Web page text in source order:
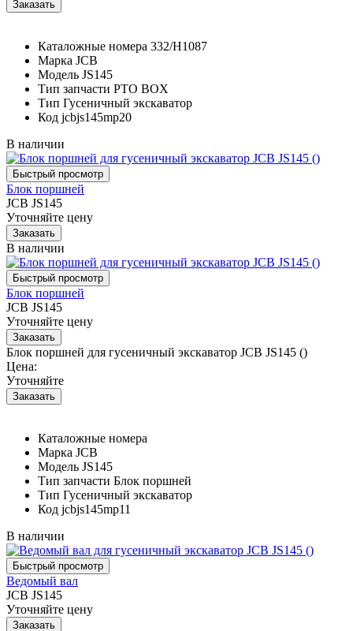
Каталожные номера 332/H1087
Марка JCB
Модель JS145
Тип запчасти PTO BOX
Тип Гусеничный экскаватор
Код jcbjs145mp20
В наличии
Блок поршней
JCB JS145
Уточняйте цену
В наличии
Блок поршней
JCB JS145
Уточняйте цену
Блок поршней для гусеничный экскаватор JCB JS145 ()
Цена:
Уточняйте
Каталожные номера
Марка JCB
Модель JS145
Тип запчасти Блок поршней
Тип Гусеничный экскаватор
Код jcbjs145mp11
В наличии
Ведомый вал
JCB JS145
Уточняйте цену